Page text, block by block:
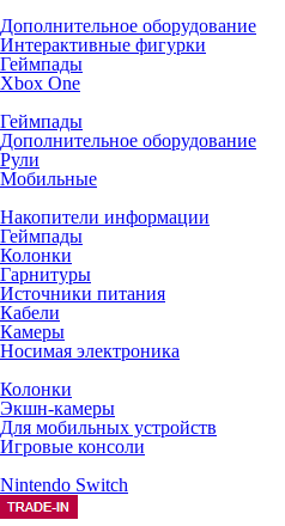
Дополнительное оборудование
Интерактивные фигурки
Геймпады
Xbox One
Геймпады
Дополнительное оборудование
Рули
Мобильные
Накопители информации
Геймпады
Колонки
Гарнитуры
Источники питания
Кабели
Камеры
Носимая электроника
Колонки
Экшн-камеры
Для мобильных устройств
Игровые консоли
Nintendo Switch